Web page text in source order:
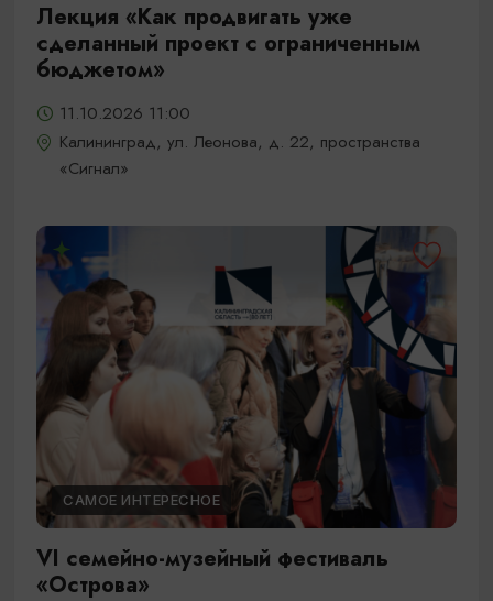
Лекция «Как продвигать уже
сделанный проект с ограниченным
бюджетом»
11.10.2026 11:00
Калининград, ул. Леонова, д. 22, пространства
«Сигнал»
САМОЕ ИНТЕРЕСНОЕ
VI семейно-музейный фестиваль
«Острова»